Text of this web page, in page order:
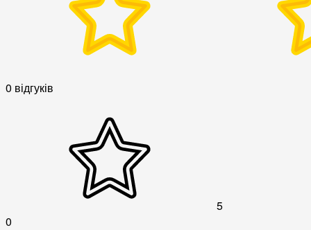
0 відгуків
5
0